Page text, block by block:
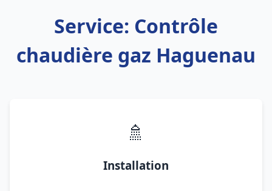
Service: Contrôle
chaudière gaz Haguenau
🚿
Installation